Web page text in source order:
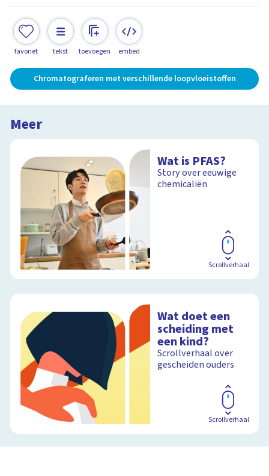
favoriet tekst toevoegen embed
Chromatograferen met verschillende loopvloeistoffen
Meer
Wat is PFAS?
Story over eeuwige
chemicaliën
Scrollverhaal
Wat doet een
scheiding met
een kind?
Scrollverhaal over
gescheiden ouders
Scrollverhaal